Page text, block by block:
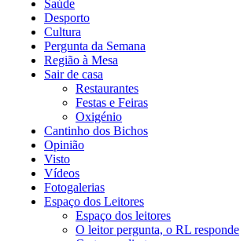
Saúde
Desporto
Cultura
Pergunta da Semana
Região à Mesa
Sair de casa
Restaurantes
Festas e Feiras
Oxigénio
Cantinho dos Bichos
Opinião
Visto
Vídeos
Fotogalerias
Espaço dos Leitores
Espaço dos leitores
O leitor pergunta, o RL responde